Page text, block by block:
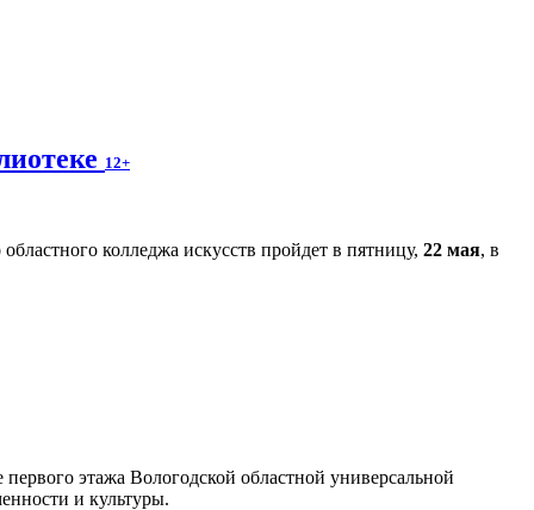
12+
колледжа искусств пройдет в пятницу, 22 мая, в
первого этажа Вологодской областной универсальной
и культуры.